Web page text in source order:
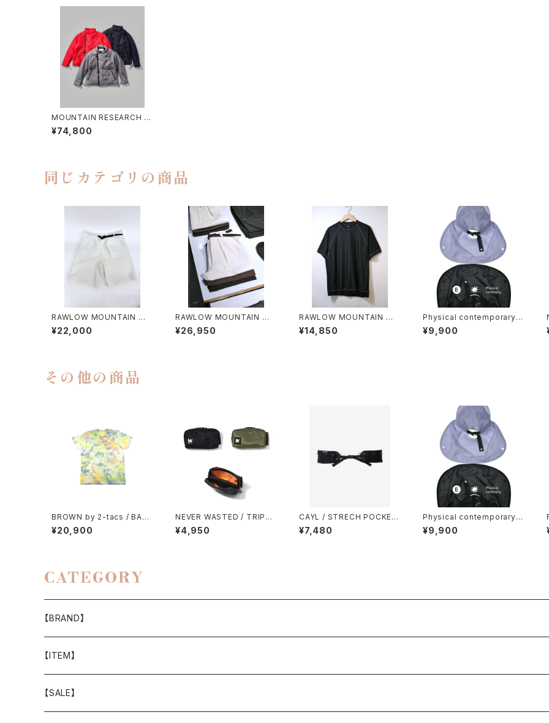
MOUNTAIN RESEARCH /
M.J.
¥74,800
同じカテゴリの商品
RAWLOW MOUNTAIN WO
RKS / HIKER GURKHA PA
NTS
¥22,000
RAWLOW MOUNTAIN WO
RKS / HIKER BAKER PANT
S
¥26,950
RAWLOW MOUNTAIN WO
RKS / DAD LITE CREW
¥14,850
Physical contemporary /
Quiet smr cap
¥9,900
その他の商品
BROWN by 2-tacs / BAA
POCKET（TIE DYE）
¥20,900
NEVER WASTED / TRIPLE
YES（MA-1）
¥4,950
CAYL / STRECH POCKET
HIP BELT
¥7,480
Physical contemporary /
Quiet smr cap
¥9,900
CATEGORY
【BRAND】
山と道
T-SHIRT
迷迭香
【ITEM】
WEAR
【SALE】